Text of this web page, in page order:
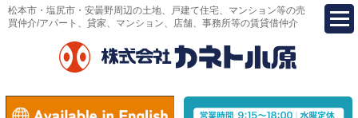
松本市・塩尻市・安曇野周辺の土地、戸建て住宅、マンション等の売
買仲介/アパート、貸家、マンション、店舗、事務所等の賃貸借仲介